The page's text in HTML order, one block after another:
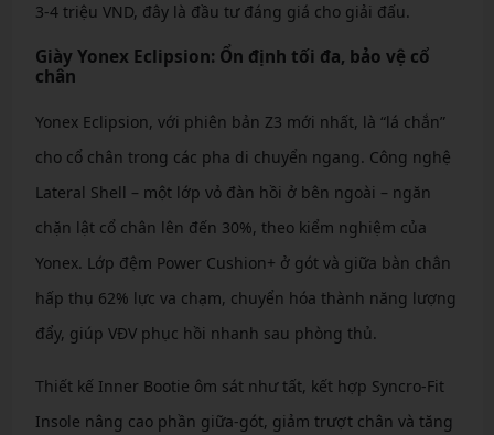
3-4 triệu VND, đây là đầu tư đáng giá cho giải đấu.
Giày Yonex Eclipsion: Ổn định tối đa, bảo vệ cổ
chân
Yonex Eclipsion, với phiên bản Z3 mới nhất, là “lá chắn”
cho cổ chân trong các pha di chuyển ngang. Công nghệ
Lateral Shell – một lớp vỏ đàn hồi ở bên ngoài – ngăn
chặn lật cổ chân lên đến 30%, theo kiểm nghiệm của
Yonex. Lớp đệm Power Cushion+ ở gót và giữa bàn chân
hấp thụ 62% lực va chạm, chuyển hóa thành năng lượng
đẩy, giúp VĐV phục hồi nhanh sau phòng thủ.
Thiết kế Inner Bootie ôm sát như tất, kết hợp Syncro-Fit
Insole nâng cao phần giữa-gót, giảm trượt chân và tăng